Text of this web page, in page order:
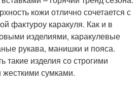
кожи отлично сочетается с
фактуроу каракуля. Как и в
изделиями, каракулевые
рукава, манишки и пояса.
такие изделия со строгими
сумками.